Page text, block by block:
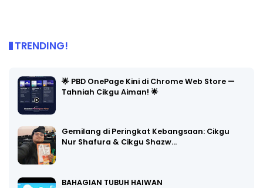
TRENDING!
🌟 PBD OnePage Kini di Chrome Web Store —
Tahniah Cikgu Aiman! 🌟
Gemilang di Peringkat Kebangsaan: Cikgu
Nur Shafura & Cikgu Shazw…
BAHAGIAN TUBUH HAIWAN